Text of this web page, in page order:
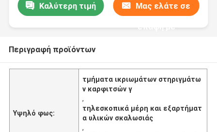
Καλύτερη τιμή Μας ελάτε σε
επαφή με
Περιγραφή προϊόντων
Υψηλό φως:
τμήματα ικριωμάτων στηριγμάτω
ν καρφιτσών γ
,
τηλεσκοπικά μέρη και εξαρτήματ
α υλικών σκαλωσιάς
,